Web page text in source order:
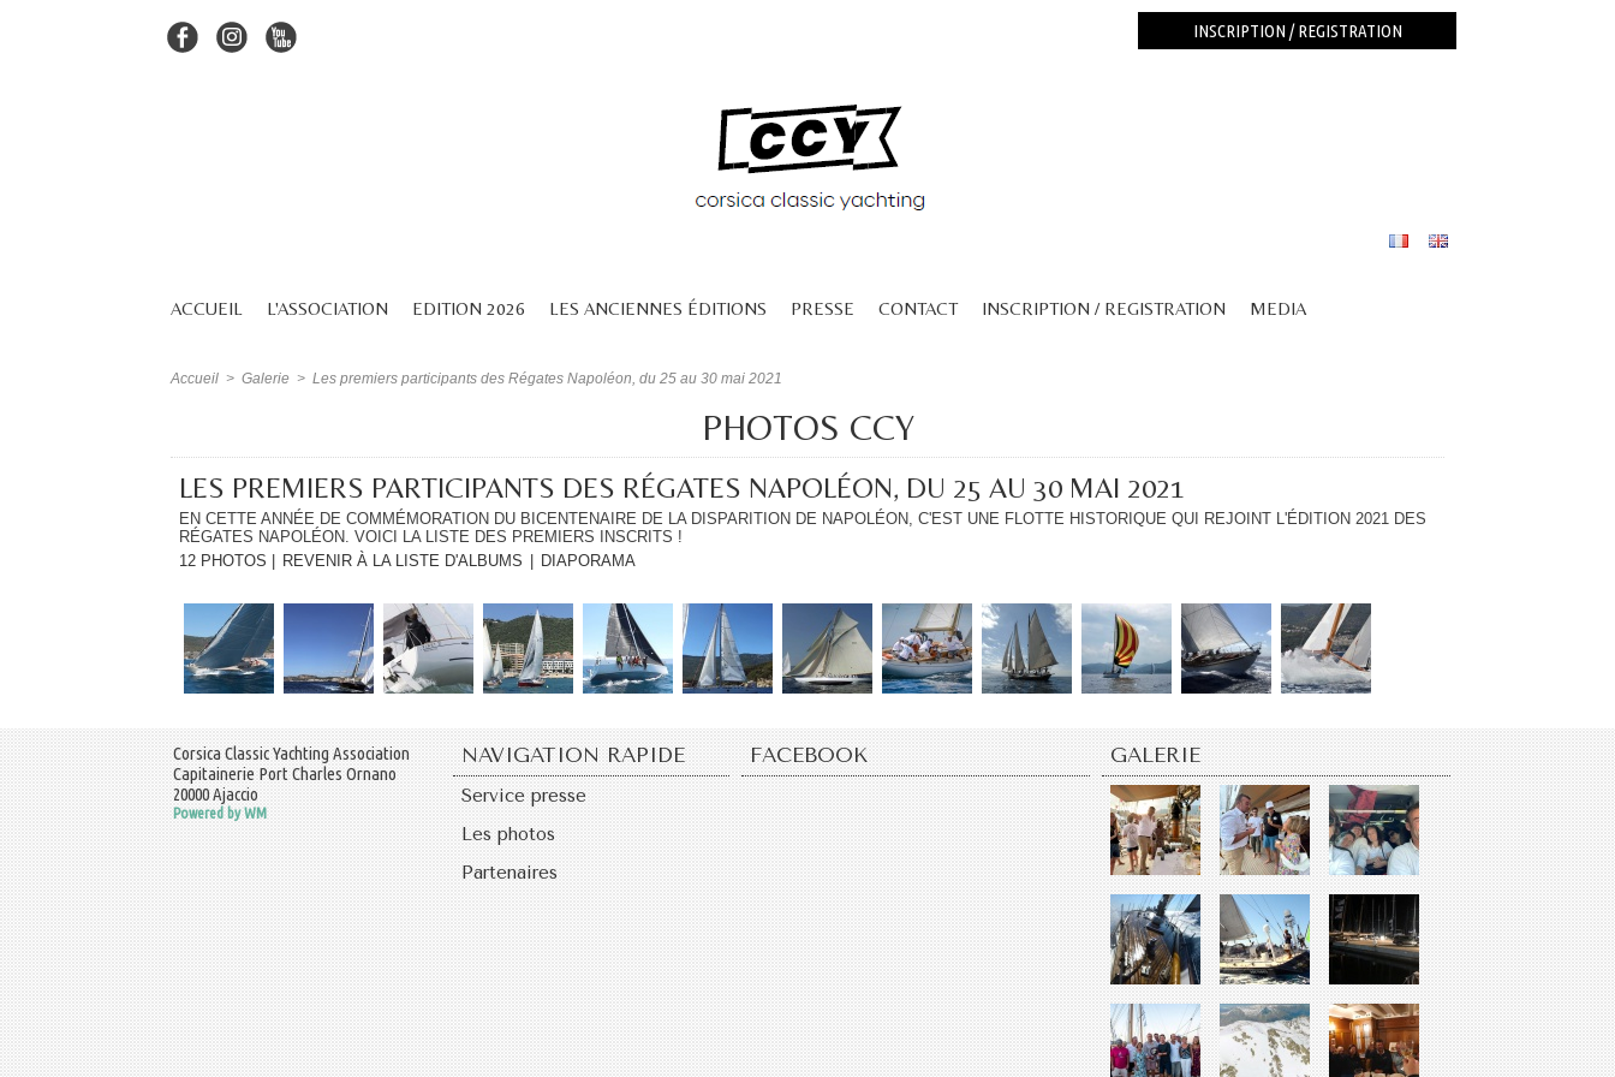
INSCRIPTION / REGISTRATION
ACCUEIL L'ASSOCIATION EDITION 2026 LES ANCIENNES ÉDITIONS PRESSE CONTACT INSCRIPTION / REGISTRATION MEDIA
Accueil > Galerie > Les premiers participants des Régates Napoléon, du 25 au 30 mai 2021
PHOTOS CCY
LES PREMIERS PARTICIPANTS DES RÉGATES NAPOLÉON, DU 25 AU 30 MAI 2021
EN CETTE ANNÉE DE COMMÉMORATION DU BICENTENAIRE DE LA DISPARITION DE NAPOLÉON, C'EST UNE FLOTTE HISTORIQUE QUI REJOINT L'ÉDITION 2021 DES
RÉGATES NAPOLÉON. VOICI LA LISTE DES PREMIERS INSCRITS !
12 PHOTOS
REVENIR À LA LISTE D'ALBUMS DIAPORAMA
Corsica Classic Yachting Association
Capitainerie Port Charles Ornano
20000 Ajaccio
Powered by WM
NAVIGATION RAPIDE
Service presse
Les photos
Partenaires
FACEBOOK GALERIE